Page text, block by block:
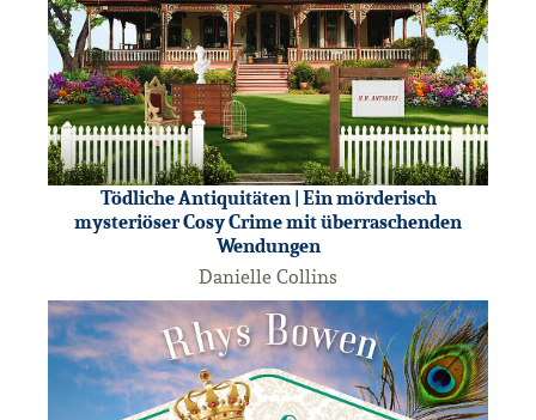
Tödliche Antiquitäten | Ein mörderisch
mysteriöser Cosy Crime mit überraschenden
Wendungen
Danielle Collins